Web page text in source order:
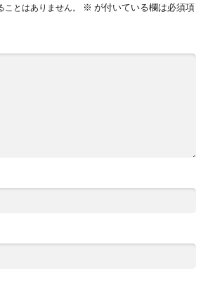
とはありません。 ※ が付いている欄は必須項